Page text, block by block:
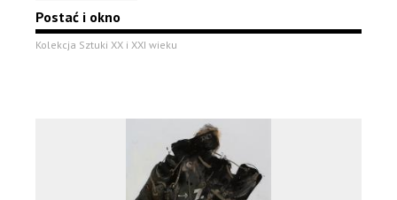
Postać i okno
Kolekcja Sztuki XX i XXI wieku